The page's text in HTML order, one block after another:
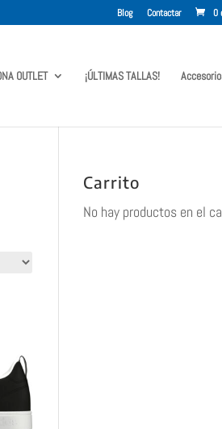
Blog Contactar 0
OUTLET ¡ÚLTIMAS TALLAS!
Carrito
No hay productos en el